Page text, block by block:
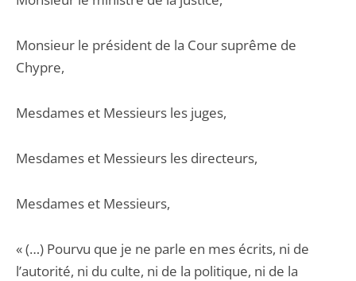
Monsieur le président de la Cour suprême de
Chypre,
Mesdames et Messieurs les juges,
Mesdames et Messieurs les directeurs,
Mesdames et Messieurs,
« (…) Pourvu que je ne parle en mes écrits, ni de
l’autorité, ni du culte, ni de la politique, ni de la